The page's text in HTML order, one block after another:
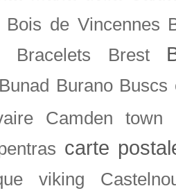
Bois de Vincennes
Bracelets Brest
Bunad Burano Buscs
Camden town
carte
viking